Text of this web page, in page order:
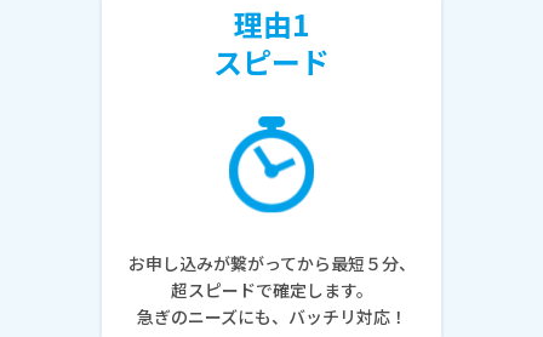
理由1
スピード
お申し込みが繋がってから最短５分、
超スピードで確定します。
急ぎのニーズにも、バッチリ対応！